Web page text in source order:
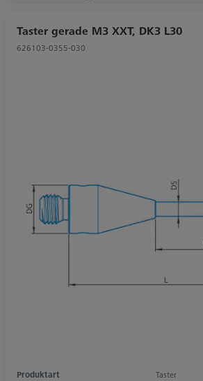
Taster gerade M3 XXT, DK3 L30
626103-0355-030
Produktart
Taster